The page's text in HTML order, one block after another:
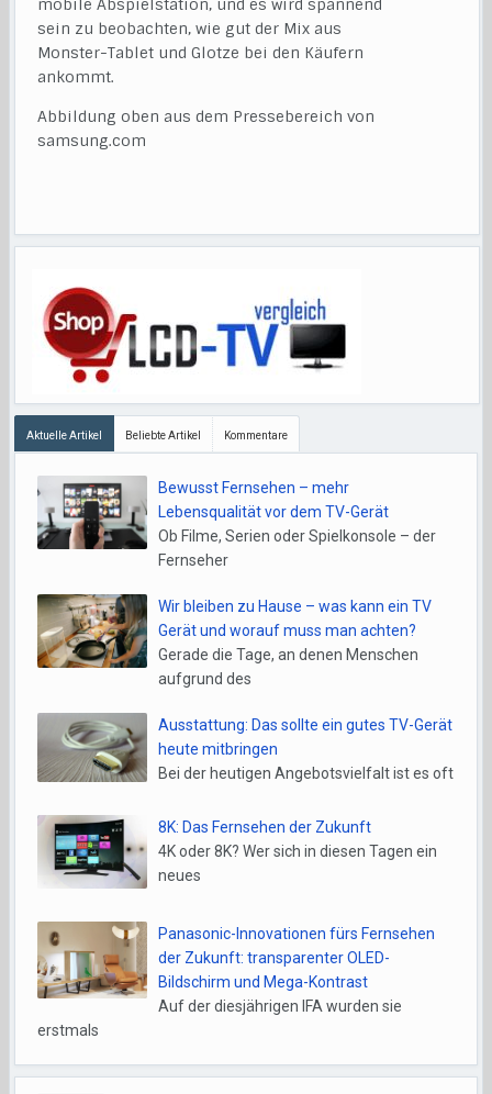
mobile Abspielstation, und es wird spannend
sein zu beobachten, wie gut der Mix aus
Monster-Tablet und Glotze bei den Käufern
ankommt.
Abbildung oben aus dem Pressebereich von
samsung.com
Aktuelle Artikel Beliebte Artikel Kommentare
Bewusst Fernsehen – mehr
Lebensqualität vor dem TV-Gerät
Ob Filme, Serien oder Spielkonsole – der
Fernseher
Wir bleiben zu Hause – was kann ein TV
Gerät und worauf muss man achten?
Gerade die Tage, an denen Menschen
aufgrund des
Ausstattung: Das sollte ein gutes TV-Gerät
heute mitbringen
Bei der heutigen Angebotsvielfalt ist es oft
8K: Das Fernsehen der Zukunft
4K oder 8K? Wer sich in diesen Tagen ein
neues
Panasonic-Innovationen fürs Fernsehen
der Zukunft: transparenter OLED-
Bildschirm und Mega-Kontrast
Auf der diesjährigen IFA wurden sie
erstmals